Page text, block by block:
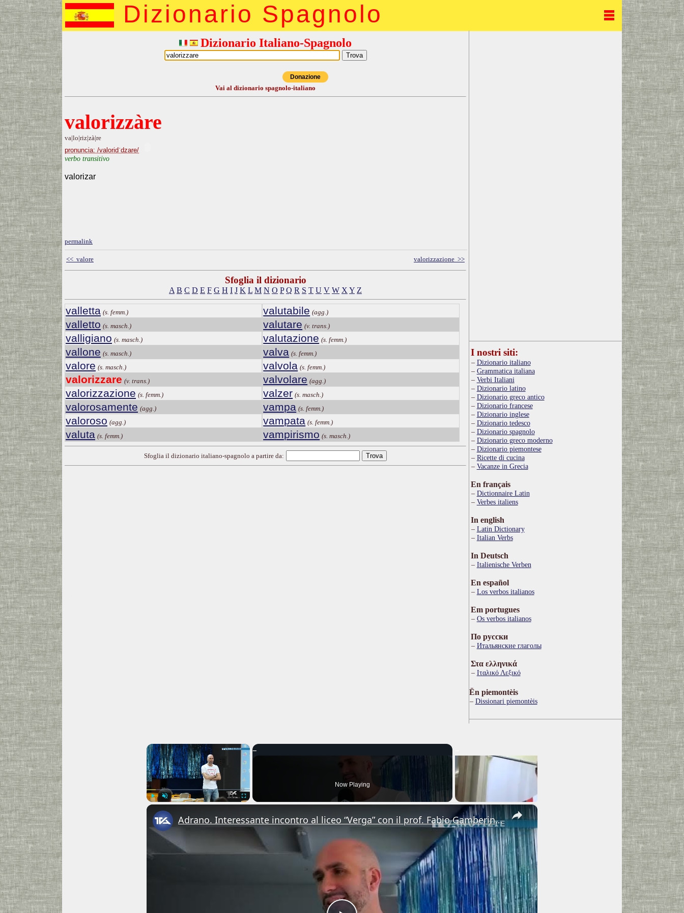
Dizionario Spagnolo
Dizionario Italiano-Spagnolo
Donazione
Vai al dizionario spagnolo-italiano
valorizzàre
va|lo|riz|zà|re
pronuncia: /valoridˈdzare/
verbo transitivo
valorizar
permalink
<< valore valorizzazione >>
Sfoglia il dizionario
A B C D E F G H I J K L M N O P Q R S T U V W X Y Z
valletta (s. femm.)
valletto (s. masch.)
valligiano (s. masch.)
vallone (s. masch.)
valore (s. masch.)
valorizzare (v. trans.)
valorizzazione (s. femm.)
valorosamente (agg.)
valoroso (agg.)
valuta (s. femm.)
valutabile (agg.)
valutare (v. trans.)
valutazione (s. femm.)
valva (s. femm.)
valvola (s. femm.)
valvolare (agg.)
valzer (s. masch.)
vampa (s. femm.)
vampata (s. femm.)
vampirismo (s. masch.)
Sfoglia il dizionario italiano-spagnolo a partire da:
I nostri siti:
Dizionario italiano
Grammatica italiana
Verbi Italiani
Dizionario latino
Dizionario greco antico
Dizionario francese
Dizionario inglese
Dizionario tedesco
Dizionario spagnolo
Dizionario greco moderno
Dizionario piemontese
Ricette di cucina
Vacanze in Grecia
En français
Dictionnaire Latin
Verbes italiens
In english
Latin Dictionary
Italian Verbs
In Deutsch
Italienische Verben
En español
Los verbos italianos
Em portugues
Os verbos italianos
По русски
Итальянские глаголы
Στα ελληνικά
Ιταλικό Λεξικό
Ën piemontèis
Dissionari piemontèis
×
Now Playing
×
Adrano. Interessante incontro al liceo “Verga” con il prof. Fabio Gamberini. Studenti del Linguistic